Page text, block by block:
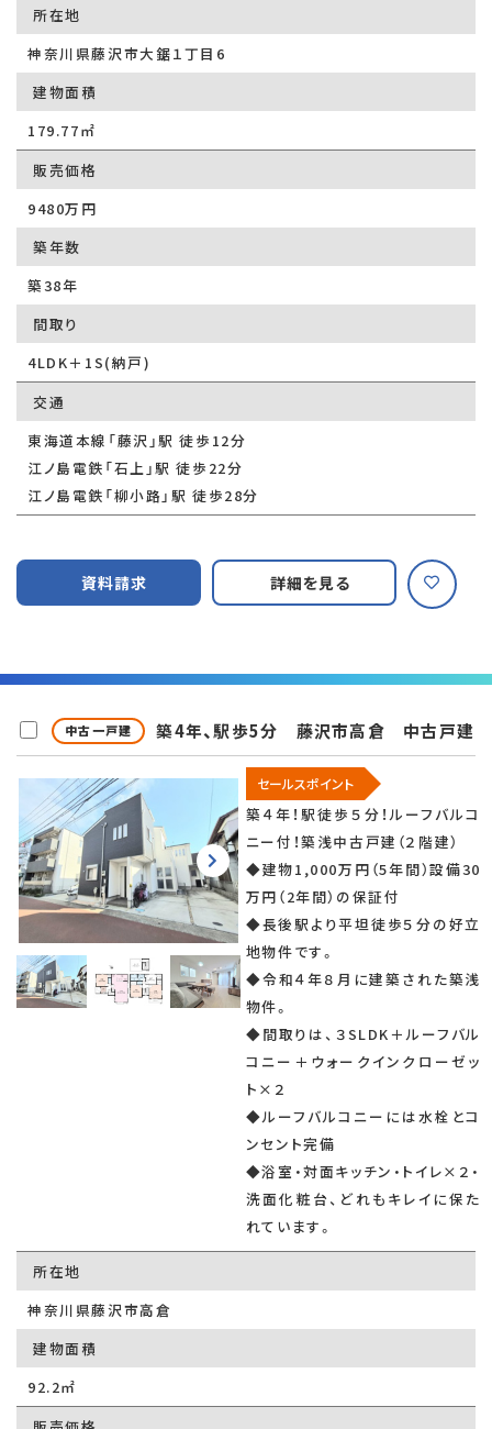
所在地
神奈川県藤沢市大鋸１丁目6
建物面積
179.77㎡
販売価格
9480万円
築年数
築38年
間取り
4LDK＋1S(納戸)
交通
東海道本線「藤沢」駅 徒歩12分
江ノ島電鉄「石上」駅 徒歩22分
江ノ島電鉄「柳小路」駅 徒歩28分
資料請求 詳細を見る
中古一戸建 築4年、駅歩5分 藤沢市高倉 中古戸建
セールスポイント
築４年！駅徒歩５分！ルーフバルコ
ニー付！築浅中古戸建（２階建）
◆建物1,000万円（5年間）設備30
万円（2年間）の保証付
◆長後駅より平坦徒歩５分の好立
地物件です。
◆令和４年８月に建築された築浅
物件。
◆間取りは、３SLDK＋ルーフバル
コニー＋ウォークインクローゼッ
ト×２
◆ルーフバルコニーには水栓とコ
ンセント完備
◆浴室・対面キッチン・トイレ×２・
洗面化粧台、どれもキレイに保た
れています。
所在地
神奈川県藤沢市高倉
建物面積
92.2㎡